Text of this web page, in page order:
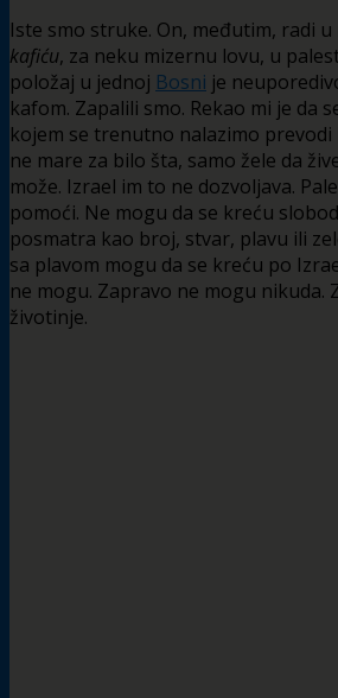
Iste smo struke. On, međutim, radi
kafiću, za neku mizernu lovu, u
položaj u jednoj Bosni je
kafom. Zapalili smo. Rekao mi je da
kojem se trenutno nalazimo prevodi
ne mare za bilo šta, samo žele da
može. Izrael im to ne dozvoljava.
pomoći. Ne mogu da se kreću
posmatra kao broj, stvar, plavu ili
sa plavom mogu da se kreću po
ne mogu. Zapravo ne mogu nikuda.
životinje.